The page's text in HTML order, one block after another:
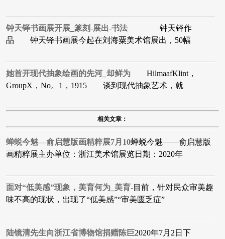
钟天铎书画展开展_篆刻-展出-书法 钟天铎作
品 钟天铎书画展今起在刘海粟美术馆展出，50幅
她首开现代抽象绘画的先河_却鲜为 HilmaafKlint，
GroupX，No。1，1915 谈到现代抽象艺术，就
相关文章：
蝉蜕今魅—俞启慧版画精粹展7月10蝉蜕今魅——俞启慧版
画精粹展主办单位：浙江美术馆展览日期：2020年
面对“低美感”现象，美育何为_美育-目前，针对民众审美趣
味不高的现状，出现了“低美感”“审美匮乏症”
陆镜清先生向浙江省博物馆捐赠陈巨2020年7月2日下